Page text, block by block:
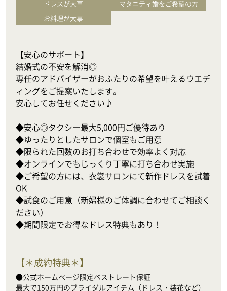
ドレスが大事
マタニティ婚をご希望の方
お料理が大事
【安心のサポート】
結婚式の不安を解消◎
専任のアドバイザーがおふたりの希望を叶えるウエデ
ィングをご提案いたします。
安心してお任せください♪
◆安心◎タクシー最大5,000円ご優待あり
◆ゆったりとしたサロンで個室もご用意
◆限られた回数のお打ち合わせで効率よく対応
◆オンラインでもじっくり丁寧に打ち合わせ実施
◆ご希望の方には、衣裳サロンにて新作ドレスを試着
OK
◆試食のご用意（新婦様のご体調に合わせてご相談く
ださい）
◆期間限定でお得なドレス特典もあり！
【＊成約特典＊】
●公式ホームページ限定ベストレート保証
最大で150万円のブライダルアイテム（ドレス・装花など）